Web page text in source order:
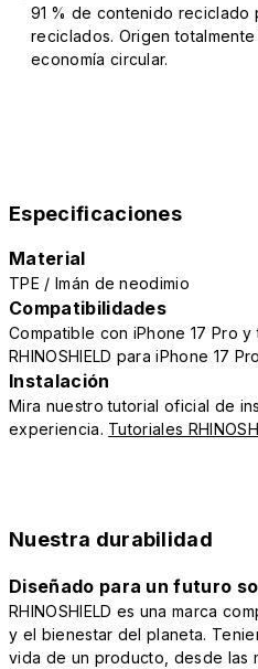
91 % de contenido reciclado
reciclados. Origen
economía circular.
Especificaciones
Material
TPE / Imán de neodimio
Compatibilidades
Compatible con iPhone 17 Pro
RHINOSHIELD para iPhone 17 Pro
Instalación
Mira nuestro tutorial oficial de
experiencia. Tutoriales
Nuestra durabilidad
Diseñado para un futuro
RHINOSHIELD es una marca
y el bienestar del planeta.
vida de un producto, desde las